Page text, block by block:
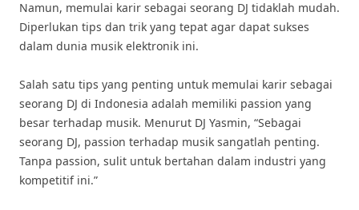
Namun, memulai karir sebagai seorang DJ tidaklah mudah.
Diperlukan tips dan trik yang tepat agar dapat sukses
dalam dunia musik elektronik ini.
Salah satu tips yang penting untuk memulai karir sebagai
seorang DJ di Indonesia adalah memiliki passion yang
besar terhadap musik. Menurut DJ Yasmin, “Sebagai
seorang DJ, passion terhadap musik sangatlah penting.
Tanpa passion, sulit untuk bertahan dalam industri yang
kompetitif ini.”